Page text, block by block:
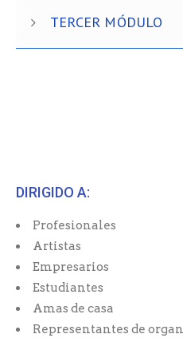
TERCER MÓDULO
DIRIGIDO A:
Profesionales
Artistas
Empresarios
Estudiantes
Amas de casa
Representantes de